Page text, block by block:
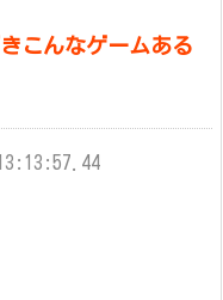
こんなゲームある